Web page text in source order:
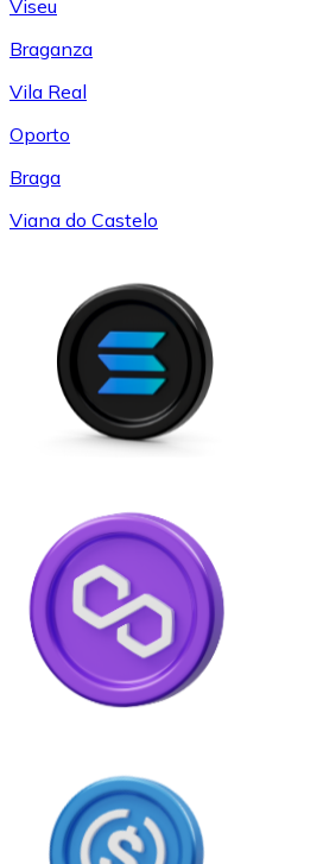
Viseu
Braganza
Vila Real
Oporto
Braga
Viana do Castelo